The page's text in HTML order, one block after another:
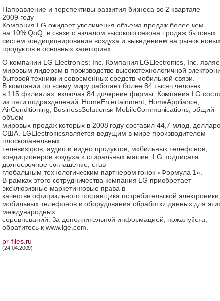
Направление и перспективы развития бизнеса во 2 квартале
2009 году
Компания LG ожидает увеличения объема продаж более чем
на 10% QoQ, в связи с началом высокого сезона продаж бытовых
систем кондиционирования воздуха и выведением на рынок новых
продуктов в основных категориях.
О компании LG Electronics: Inc. Компания LGElectronics, Inc.
мировым лидером в производстве высокотехнологичной
бытовой техники и современных средств мобильной связи.
В компании по всему миру работает более 84 тысяч человек
в 115 филиалах, включая 84 дочерние фирмы. Компания LG
из пяти подразделений: HomeEntertainment, HomeAppliance,
AirConditioning, BusinessSolutionsи MobileCommunications, общий
объем
мировых продаж которых в 2008 году составил 44,7 млрд.
США. LGElectronicsявляется ведущим в мире производителем
плоскопанельных
телевизоров, аудио и видео продуктов, мобильных телефонов,
кондиционеров воздуха и стиральных машин. LG подписала
долгосрочное соглашение, став
глобальным технологическим партнером гонок «Формула 1».
В рамках этого сотрудничества компания LG приобретает
эксклюзивные маркетинговые права в
качестве официального поставщика потребительской электроники,
мобильных телефонов и оборудования обработки данных для
международных
соревнований. За дополнительной информацией, пожалуйста,
обратитесь к www.lge.com.
pr-files.ru
(24.04.2009)